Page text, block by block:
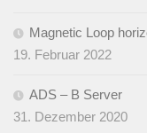
Magnetic Loop
19. Februar 2022
ADS – B Server
31. Dezember 2020